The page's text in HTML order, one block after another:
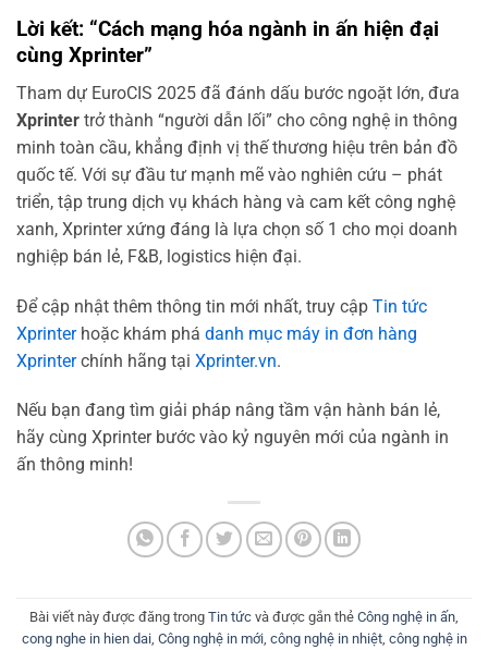
Lời kết: “Cách mạng hóa ngành in ấn hiện đại
cùng Xprinter”
Tham dự EuroCIS 2025 đã đánh dấu bước ngoặt lớn, đưa
Xprinter trở thành “người dẫn lối” cho công nghệ in thông
minh toàn cầu, khẳng định vị thế thương hiệu trên bản đồ
quốc tế. Với sự đầu tư mạnh mẽ vào nghiên cứu – phát
triển, tập trung dịch vụ khách hàng và cam kết công nghệ
xanh, Xprinter xứng đáng là lựa chọn số 1 cho mọi doanh
nghiệp bán lẻ, F&B, logistics hiện đại.
Để cập nhật thêm thông tin mới nhất, truy cập Tin tức
Xprinterhoặc khám phá danh mục máy in đơn hàng
Xprinterchính hãng tại Xprinter.vn.
Nếu bạn đang tìm giải pháp nâng tầm vận hành bán lẻ,
hãy cùng Xprinter bước vào kỷ nguyên mới của ngành in
ấn thông minh!
Bài viết này được đăng trong Tin tức và được gắn thẻ Công nghệ in ấn
cong nghe in hien dai, Công nghệ in mới, công nghệ in nhiệt, công nghệ in